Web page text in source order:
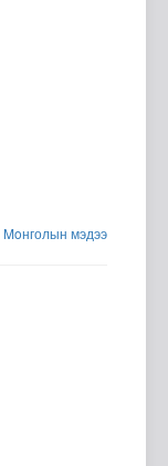
Moнголын мэдээ